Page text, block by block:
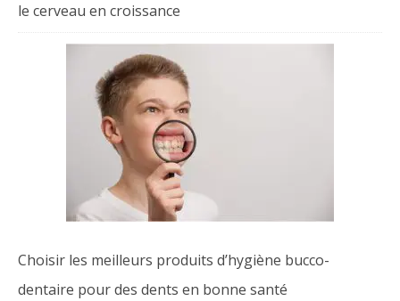
le cerveau en croissance
Choisir les meilleurs produits d’hygiène bucco-
dentaire pour des dents en bonne santé